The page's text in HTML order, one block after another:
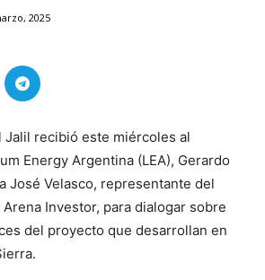
2025
Jalil recibió este miércoles al
Energy Argentina (LEA), Gerardo
José Velasco, representante del
Investor, para dialogar sobre
del proyecto que desarrollan en